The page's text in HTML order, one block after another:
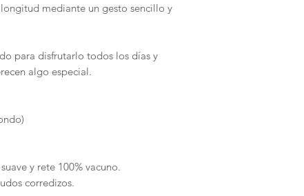
mediante un gesto sencillo y
para disfrutarlo todos los días y
algo especial.
y rete 100% vacuno.
corredizos.